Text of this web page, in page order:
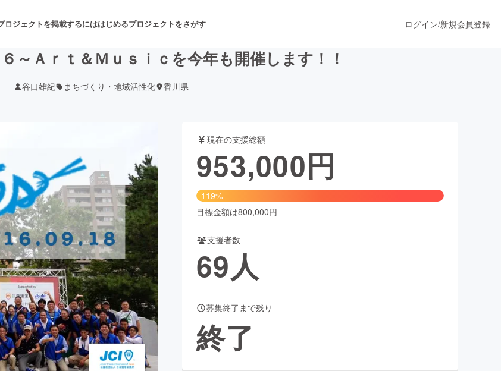
ロジェクトを掲載するにははじめるプロジェクトをさがす
舞台・パフォーマンス
・サービス開発 フード・飲食店 ファッション
雑誌出版 アニメ・漫画
ンジ ビューティー・ヘルスケア
CAMPFIRE for Social GoodCAMPFIRE Creation
CAMPFIREふるさと納税machi-yaコミュニティ
ログイン/新規会員登録
～Ａｒｔ＆Ｍｕｓｉｃを今年も開催します！！
谷口雄紀 まちづくり・地域活性化 香川県
現在の支援総額
953,000円
119%
目標金額は800,000円
支援者数
69人
募集終了まで残り
終了